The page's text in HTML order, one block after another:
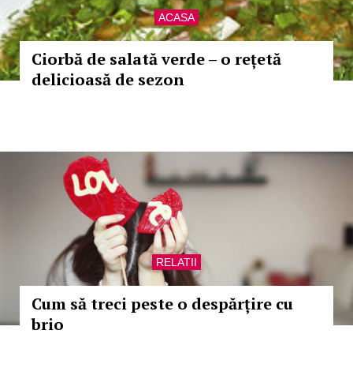
ACASA
Ciorbă de salată verde – o rețetă
delicioasă de sezon
RELATII
Cum să treci peste o despărțire cu
brio